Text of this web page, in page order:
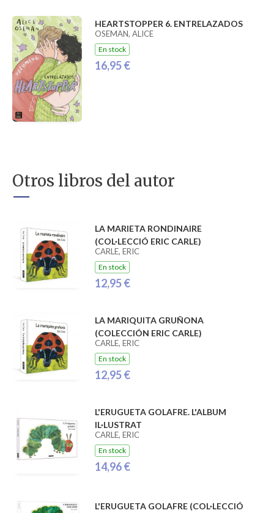
HEARTSTOPPER 6. ENTRELAZADOS
OSEMAN, ALICE
En stock
16,95 €
Otros libros del autor
LA MARIETA RONDINAIRE
(COL·LECCIÓ ERIC CARLE)
CARLE, ERIC
En stock
12,95 €
LA MARIQUITA GRUÑONA
(COLECCIÓN ERIC CARLE)
CARLE, ERIC
En stock
12,95 €
L'ERUGUETA GOLAFRE. L'ALBUM
IL·LUSTRAT
CARLE, ERIC
En stock
14,96 €
L'ERUGUETA GOLAFRE (COL·LECCIÓ